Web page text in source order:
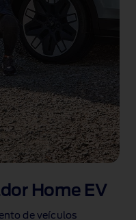
Home EV
de veículos